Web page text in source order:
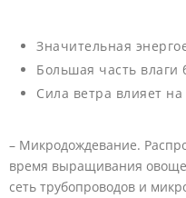
Значительная
Большая часть влаги
Сила ветра влияет
– Микродождевание.
время выращивания
сеть трубопроводов и